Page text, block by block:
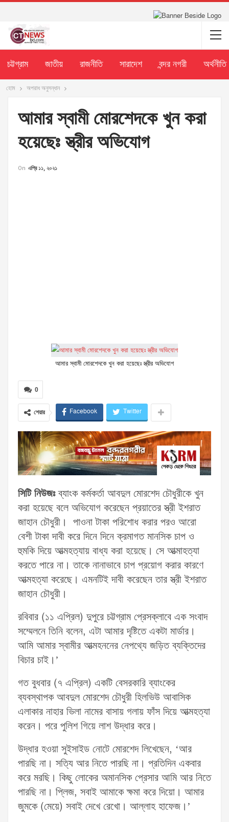
চট্টগ্রাম জাতীয় রাজনীতি সারাদেশ বন্দর নগরী অর্থনীতি
হোম অপরাধ অনুসন্ধান
আমার স্বামী মোরশেদকে খুন করা
হয়েছেঃ স্ত্রীর অভিযোগ
On এপ্রি ১১, ২০২১
আমার স্বামী মোরশেদকে খুন করা হয়েছেঃ স্ত্রীর অভিযোগ
0
শেয়ার Facebook Twitter
সিটি নিউজঃব্যাংক কর্মকর্তা আবদুল মোরশেদ চৌধুরীকে খুন
করা হয়েছে বলে অভিযোগ করেছেন প্রয়াতের স্ত্রী ইশরাত
জাহান চৌধুরী। পাওনা টাকা পরিশোধ করার পরও আরো
বেশী টাকা দাবী করে দিনে দিনে ক্রমাগত মানসিক চাপ ও
হুমকি দিয়ে আত্মহত্যায় বাধ্য করা হয়েছে। সে আত্মাহত্যা
করতে পারে না। তাকে নানাভাবে চাপ প্রয়োগ করার কারণে
আত্মহত্যা করেছে। এমনটিই দাবী করেছেন তার স্ত্রী ইশরাত
জাহান চৌধুরী।
রবিবার (১১ এপ্রিল) দুপুরে চট্টগ্রাম প্রেসক্লাবে এক সংবাদ
সম্মেলনে তিনি বলেন, এটা আমার দৃষ্টিতে একটা মার্ডার।
আমি আমার স্বামীর আত্মহননের নেপথ্যে জড়িত ব্যক্তিদের
বিচার চাই।’
গত বুধবার (৭ এপ্রিল) একটি বেসরকারি ব্যাংকের
ব্যবস্থাপক আবদুল মোরশেদ চৌধুরী হিলভিউ আবাসিক
এলাকার নাহার ভিলা নামের বাসায় গলায় ফাঁস দিয়ে আত্মহত্যা
করেন। পরে পুলিশ গিয়ে লাশ উদ্ধার করে।
উদ্ধার হওয়া সুইসাইড নোটে মোরশেদ লিখেছেন, ‘আর
পারছি না। সত্যি আর নিতে পারছি না। প্রতিদিন একবার
করে মরছি। কিছু লোকের অমানসিক প্রেসার আমি আর নিতে
পারছি না। প্লিজ, সবাই আমাকে ক্ষমা করে দিয়ো। আমার
জুমকে (মেয়ে) সবাই দেখে রেখো। আল্লাহ হাফেজ।’